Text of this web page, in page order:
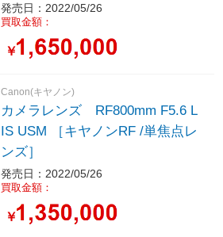
発売日：2022/05/26
買取金額：
￥
Canon(キヤノン)
カメラレンズ RF800mm F5.6 L
IS USM ［キヤノンRF /単焦点レ
ンズ］
発売日：2022/05/26
買取金額：
￥